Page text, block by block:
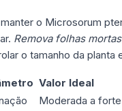
o Microsorum
Remova folhas
o tamanho da planta
Valor Ideal
Moderada a forte